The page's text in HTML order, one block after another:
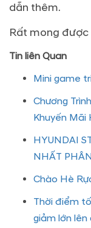
dẫn thêm.
Rất mong được
Tin liên Quan
Mini game
Chương
Khuyến Mãi
HYUNDAI
NHẤT
Chào Hè
Thời điểm
giảm lớn